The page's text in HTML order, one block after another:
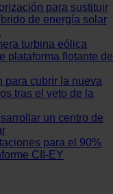
para sustituir
de energía solar
turbina eólica
plataforma flotante de
para cubrir la nueva
tras el veto de la
un centro de
para el 90%
CII-EY